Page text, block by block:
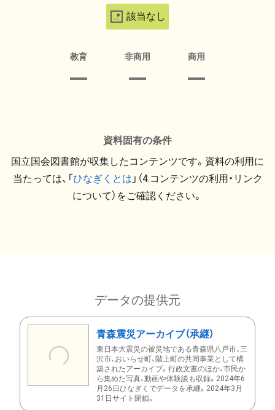
該当なし
教育 非商用 商用
資料固有の条件
国立国会図書館が収集したコンテンツです。資料の利用に
当たっては、「ひなぎくとは 」（4.コンテンツの利用・リンク
について）をご確認ください。
データの提供元
青森震災アーカイブ（承継）
東日本大震災の被災地である青森県八戸市、三
沢市、おいらせ町、階上町の共同事業として構
築されたアーカイブ。行政文書のほか、市民か
ら集めた写真、動画や体験談も収録。2024年6
月26日ひなぎくでデータを承継。2024年3月
31日サイト閉鎖。